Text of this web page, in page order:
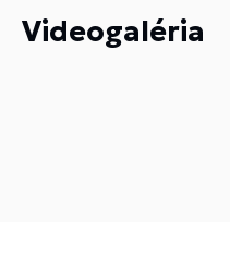
Videogaléria